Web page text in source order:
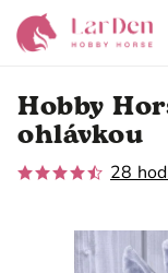
Hobby
ohlávkou
28